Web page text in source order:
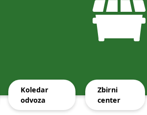
Koledar
odvoza
Zbirni
center